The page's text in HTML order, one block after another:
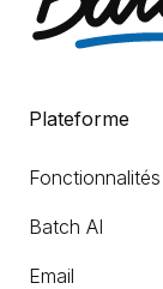
Plateforme
Fonctionnalités
Batch AI
Email